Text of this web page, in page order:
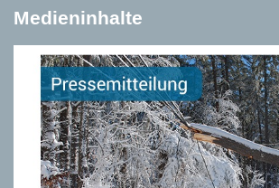
Medieninhalte